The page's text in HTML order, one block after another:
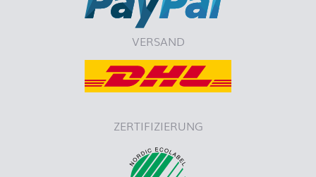
VERSAND
ZERTIFIZIERUNG